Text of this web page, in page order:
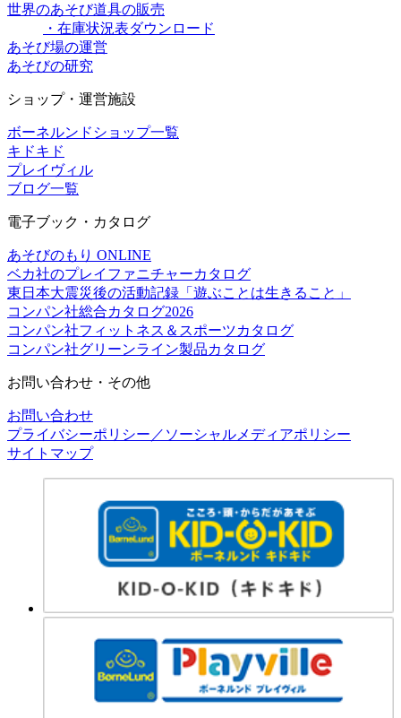
世界のあそび道具の販売
・在庫状況表ダウンロード
あそび場の運営
あそびの研究
ショップ・運営施設
ボーネルンドショップ一覧
キドキド
プレイヴィル
ブログ一覧
電子ブック・カタログ
あそびのもり ONLINE
ベカ社のプレイファニチャーカタログ
東日本大震災後の活動記録「遊ぶことは生きること」
コンパン社総合カタログ2026
コンパン社フィットネス＆スポーツカタログ
コンパン社グリーンライン製品カタログ
お問い合わせ・その他
お問い合わせ
プライバシーポリシー／ソーシャルメディアポリシー
サイトマップ